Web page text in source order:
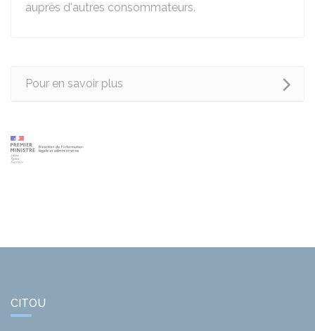
auprès d'autres consommateurs.
Pour en savoir plus
CITOU